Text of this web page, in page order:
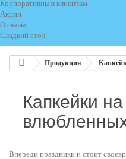
Корпоративным клиентам
Акции
Отзывы
Сладкий стол
Продукция
Капкейки
Впереди праздники и стоит